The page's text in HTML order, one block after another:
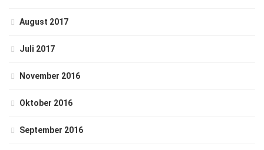
August 2017
Juli 2017
November 2016
Oktober 2016
September 2016